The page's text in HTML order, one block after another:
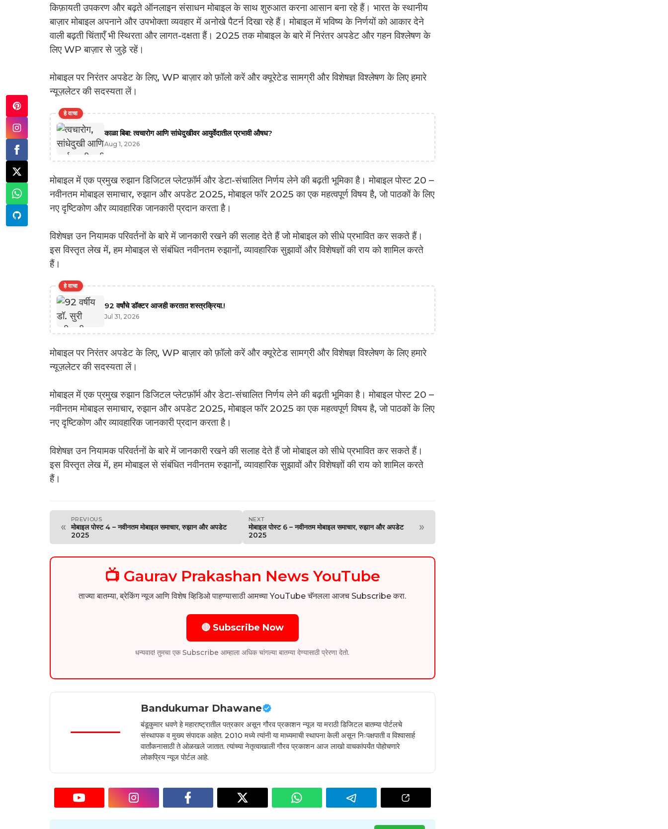
किफ़ायती उपकरण और बढ़ते ऑनलाइन संसाधन मोबाइल के साथ शुरुआत करना आसान बना रहे हैं। भारत के स्थानीय
बाज़ार मोबाइल अपनाने और उपभोक्ता व्यवहार में अनोखे पैटर्न दिखा रहे हैं। मोबाइल में भविष्य के निर्णयों को आकार देने
वाली बढ़ती चिंताएँ भी स्थिरता और लागत-दक्षता हैं। 2025 तक मोबाइल के बारे में निरंतर अपडेट और गहन विश्लेषण के
लिए WP बाज़ार से जुड़े रहें।
मोबाइल पर निरंतर अपडेट के लिए, WP बाज़ार को फ़ॉलो करें और क्यूरेटेड सामग्री और विशेषज्ञ विश्लेषण के लिए हमारे
न्यूज़लेटर की सदस्यता लें।
हे वाचा
काळा बिबा: त्वचारोग आणि सांधेदुखीवर आयुर्वेदातील प्रभावी औषध?
Aug 1, 2026
मोबाइल में एक प्रमुख रुझान डिजिटल प्लेटफ़ॉर्म और डेटा-संचालित निर्णय लेने की बढ़ती भूमिका है। मोबाइल पोस्ट 20 –
नवीनतम मोबाइल समाचार, रुझान और अपडेट 2025, मोबाइल फॉर 2025 का एक महत्वपूर्ण विषय है, जो पाठकों के लिए
नए दृष्टिकोण और व्यावहारिक जानकारी प्रदान करता है।
विशेषज्ञ उन नियामक परिवर्तनों के बारे में जानकारी रखने की सलाह देते हैं जो मोबाइल को सीधे प्रभावित कर सकते हैं।
इस विस्तृत लेख में, हम मोबाइल से संबंधित नवीनतम रुझानों, व्यावहारिक सुझावों और विशेषज्ञों की राय को शामिल करते
हैं।
हे वाचा
92 वर्षांचे डॉक्टर आजही करतात शस्त्रक्रिया.!
Jul 31, 2026
मोबाइल पर निरंतर अपडेट के लिए, WP बाज़ार को फ़ॉलो करें और क्यूरेटेड सामग्री और विशेषज्ञ विश्लेषण के लिए हमारे
न्यूज़लेटर की सदस्यता लें।
मोबाइल में एक प्रमुख रुझान डिजिटल प्लेटफ़ॉर्म और डेटा-संचालित निर्णय लेने की बढ़ती भूमिका है। मोबाइल पोस्ट 20 –
नवीनतम मोबाइल समाचार, रुझान और अपडेट 2025, मोबाइल फॉर 2025 का एक महत्वपूर्ण विषय है, जो पाठकों के लिए
नए दृष्टिकोण और व्यावहारिक जानकारी प्रदान करता है।
विशेषज्ञ उन नियामक परिवर्तनों के बारे में जानकारी रखने की सलाह देते हैं जो मोबाइल को सीधे प्रभावित कर सकते हैं।
इस विस्तृत लेख में, हम मोबाइल से संबंधित नवीनतम रुझानों, व्यावहारिक सुझावों और विशेषज्ञों की राय को शामिल करते
हैं।
«
PREVIOUS
मोबाइल पोस्ट 4 – नवीनतम मोबाइल समाचार, रुझान और अपडेट
2025
NEXT
मोबाइल पोस्ट 6 – नवीनतम मोबाइल समाचार, रुझान और अपडेट
2025
»
📺 Gaurav Prakashan News YouTube
ताज्या बातम्या, ब्रेकिंग न्यूज आणि विशेष व्हिडिओ पाहण्यासाठी आमच्या YouTube चॅनलला आजच Subscribe करा.
🔴 Subscribe Now
धन्यवाद! तुमचा एक Subscribe आम्हाला अधिक चांगल्या बातम्या देण्यासाठी प्रेरणा देतो.
Bandukumar Dhawane
बंडूकुमार धवणे हे महाराष्ट्रातील पत्रकार असून गौरव प्रकाशन न्यूज या मराठी डिजिटल बातम्या पोर्टलचे
संस्थापक व मुख्य संपादक आहेत. 2010 मध्ये त्यांनी या माध्यमाची स्थापना केली असून निःपक्षपाती व विश्वासार्ह
वार्तांकनासाठी ते ओळखले जातात. त्यांच्या नेतृत्वाखाली गौरव प्रकाशन आज लाखो वाचकांपर्यंत पोहोचणारे
लोकप्रिय न्यूज पोर्टल आहे.